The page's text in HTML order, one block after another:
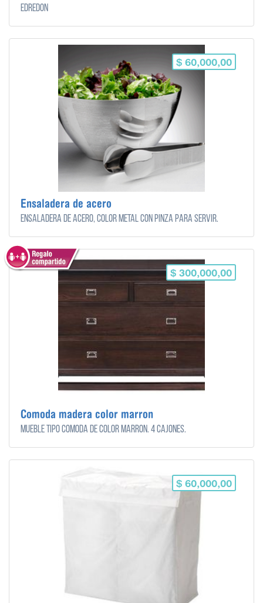
Edredon
$ 60,000,00
Ensaladera de acero
Ensaladera de acero, color metal con pinza para servir.
$ 300,000,00
Comoda madera color marron
Mueble tipo cómoda de color marrón. 4 cajones.
$ 60,000,00